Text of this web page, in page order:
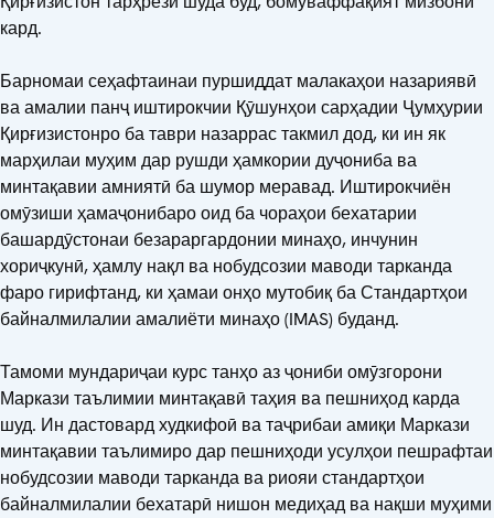
кард.
Барномаи сеҳафтаинаи пуршиддат малакаҳои назариявӣ
ва амалии панҷ иштирокчии Қӯшунҳои сарҳадии Ҷумҳурии
Қирғизистонро ба таври назаррас такмил дод, ки ин як
марҳилаи муҳим дар рушди ҳамкории дуҷониба ва
минтақавии амниятӣ ба шумор меравад. Иштирокчиён
омӯзиши ҳамаҷонибаро оид ба чораҳои бехатарии
башардӯстонаи безараргардонии минаҳо, инчунин
хориҷкунӣ, ҳамлу нақл ва нобудсозии маводи тарканда
фаро гирифтанд, ки ҳамаи онҳо мутобиқ ба Стандартҳои
байналмилалии амалиёти минаҳо (IMAS) буданд.
Тамоми мундариҷаи курс танҳо аз ҷониби омӯзгорони
Маркази таълимии минтақавӣ таҳия ва пешниҳод карда
шуд. Ин дастовард худкифоӣ ва таҷрибаи амиқи Маркази
минтақавии таълимиро дар пешниҳоди усулҳои пешрафтаи
нобудсозии маводи тарканда ва риояи стандартҳои
байналмилалии бехатарӣ нишон медиҳад ва нақши муҳими